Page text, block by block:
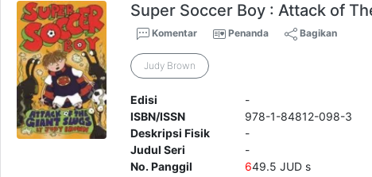
Super Soccer Boy : Attack of
Komentar Penanda Bagikan
Judy Brown
Edisi
-
ISBN/ISSN
978-1-84812-098-3
Deskripsi Fisik
-
Judul Seri
-
No. Panggil
649.5 JUD s